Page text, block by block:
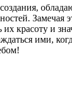
Замечая
красоту и
ими,